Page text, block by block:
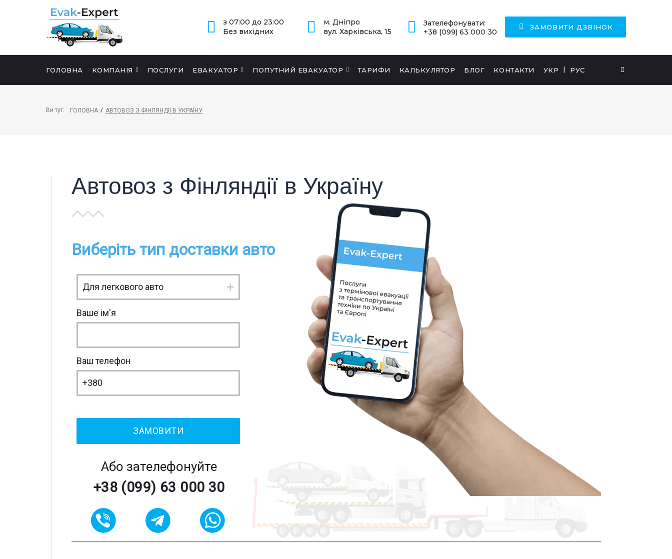
з 07:00 до 23:00
Без вихідних
м. Дніпро
вул. Харківська, 15
Зателефонувати:
+38 (099) 63 000 30
ЗАМОВИТИ ДЗВІНОК
ГОЛОВНА КОМПАНІЯ ПОСЛУГИ ЕВАКУАТОР ПОПУТНИЙ ЕВАКУАТОР ТАРИФИ КАЛЬКУЛЯТОР БЛОГ КОНТАКТИ УКР РУС
Ви тут: ГОЛОВНА / АВТОВОЗ З ФІНЛЯНДІЇ В УКРАЇНУ
Автовоз з Фінляндії в Україну
Виберіть тип доставки авто
Ваше ім'я
Ваш телефон
Або зателефонуйте
+38 (099) 63 000 30
ПОШУК НА САЙТІ